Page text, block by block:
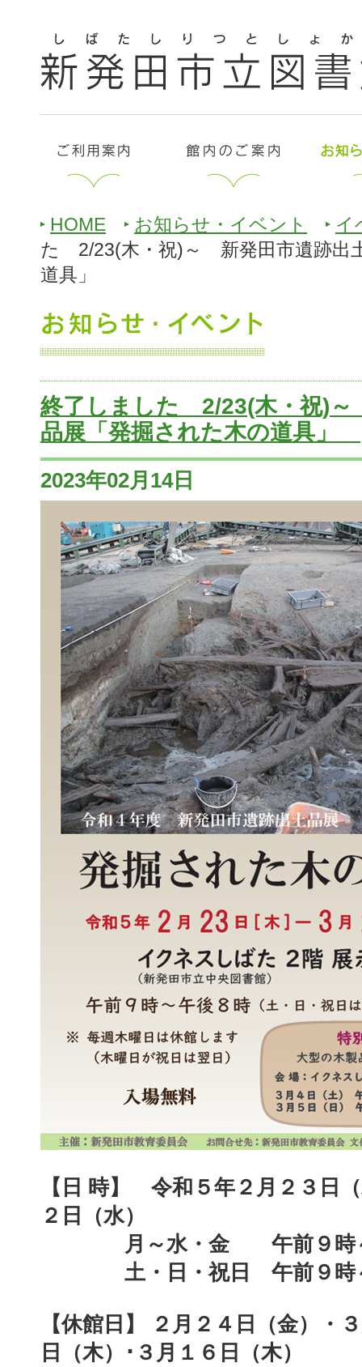
HOME お知らせ・イベント
イ
た 2/23(木・祝)～ 新発田市遺跡出
道具」
終了しました 2/23(木・祝)
品展「発掘された木の道具」
2023年02月14日
【日 時】
令和５年２月２３日
２日（水）
月～水・金 午前９時
土・日・祝日 午前９時～
【休館日】
２月２４日（金）・
日（木）･３月１６日（木）